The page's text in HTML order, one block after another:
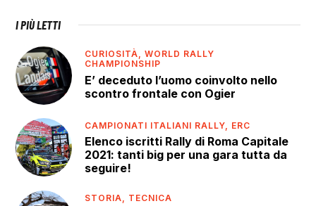
I PIÙ LETTI
CURIOSITÀ,WORLD RALLY
CHAMPIONSHIP
E’ deceduto l’uomo coinvolto nello
scontro frontale con Ogier
CAMPIONATI ITALIANI RALLY, ERC
Elenco iscritti Rally di Roma Capitale
2021: tanti big per una gara tutta da
seguire!
STORIA, TECNICA